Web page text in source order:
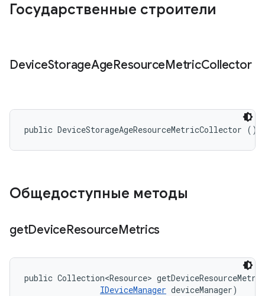
Государственные строители
DeviceStorageAgeResourceMetricCollector
public DeviceStorageAgeResourceMetricCollector ()
Общедоступные методы
getDeviceResourceMetrics
public Collection<Resource>
IDeviceManager deviceManager)